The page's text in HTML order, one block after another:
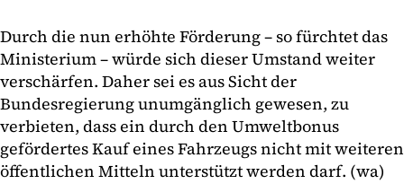
Durch die nun erhöhte Förderung – so fürchtet das
Ministerium – würde sich dieser Umstand weiter
verschärfen. Daher sei es aus Sicht der
Bundesregierung unumgänglich gewesen, zu
verbieten, dass ein durch den Umweltbonus
gefördertes Kauf eines Fahrzeugs nicht mit weiteren
öffentlichen Mitteln unterstützt werden darf. (wa)